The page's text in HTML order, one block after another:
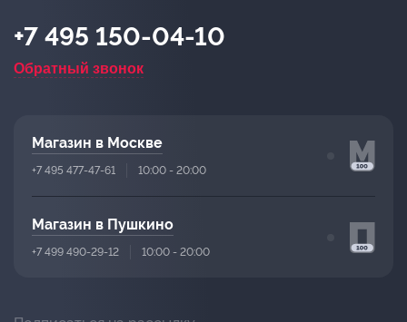
+7 495 150-04-10
Обратный звонок
Магазин в Москве
+7 495 477-47-61 10:00 - 20:00
Магазин в Пушкино
+7 499 490-29-12 10:00 - 20:00